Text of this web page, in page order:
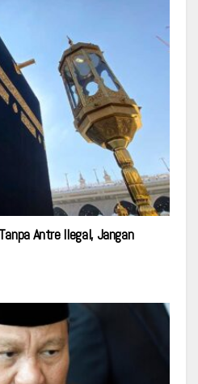
Antre Ilegal, Jangan